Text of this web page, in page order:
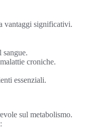
vantaggi significativi.
croniche.
essenziali.
sul metabolismo.